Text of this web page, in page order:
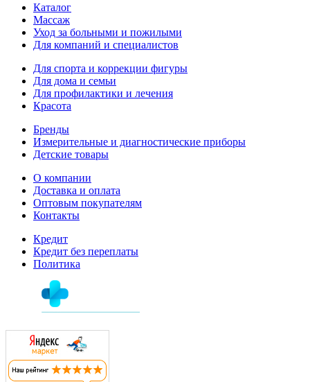
Каталог
Массаж
Уход за больными и пожилыми
Для компаний и специалистов
Для спорта и коррекции фигуры
Для дома и семьи
Для профилактики и лечения
Красота
Бренды
Измерительные и диагностические приборы
Детские товары
О компании
Доставка и оплата
Оптовым покупателям
Контакты
Кредит
Кредит без переплаты
Политика